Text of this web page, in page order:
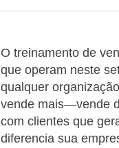
O treinamento de
que operam neste
qualquer
vende mais—vende
com clientes que
diferencia sua